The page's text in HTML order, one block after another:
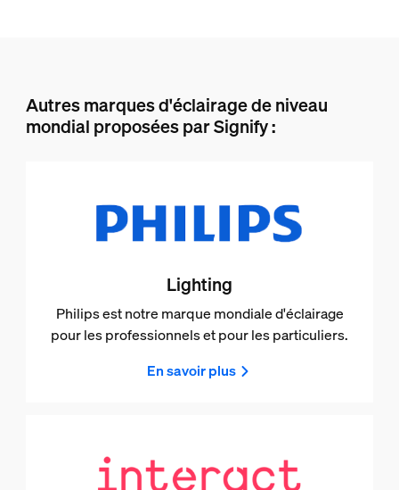
Autres marques d'éclairage de niveau
mondial proposées par Signify :
Lighting
Philips est notre marque mondiale d'éclairage
pour les professionnels et pour les particuliers.
En savoir plus